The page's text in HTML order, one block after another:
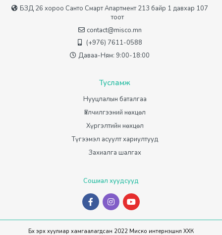
БЗД 26 хороо Санто Смарт Апартмент 213 байр 1 давхар 107
тоот
contact@misco.mn
(+976) 7611-0588
Даваа-Ням: 9:00-18:00
Тусламж
Нууцлалын баталгаа
Үйлчилгээний нөхцөл
Хүргэлтийн нөхцөл
Түгээмэл асуулт хариултууд
Захиалга шалгах
Сошиал хуудсууд
Бүх эрх хуулиар хамгаалагдсан 2022 Миско интернэшнл ХХК